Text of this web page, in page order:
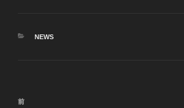
カ
NEWS
投
前
前